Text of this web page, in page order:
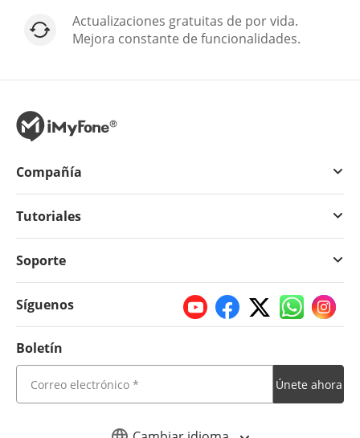
Actualizaciones gratuitas de por vida.
Mejora constante de funcionalidades.
Compañía
Tutoriales
Soporte
Síguenos
Boletín
Únete ahora